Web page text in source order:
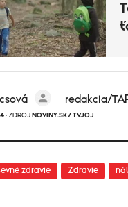
redakcia/
· ZDROJ NOVINY.SK/ TVJOJ
zdravie Zdravie